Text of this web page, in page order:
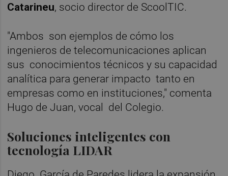
Catarineu, socio director de ScoolTIC.
"Ambos son ejemplos de cómo los
ingenieros de telecomunicaciones aplican
sus conocimientos técnicos y su capacidad
analítica para generar impacto tanto en
empresas como en instituciones," comenta
Hugo de Juan, vocal del Colegio.
Soluciones inteligentes con
tecnología LIDAR